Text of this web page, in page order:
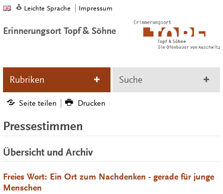
Leichte Sprache Impressum
Erinnerungsort Topf & Söhne
Rubriken Suche
Seite teilen Drucken
Pressestimmen
Übersicht und Archiv
Freies Wort: Ein Ort zum Nachdenken - gerade für junge
Menschen